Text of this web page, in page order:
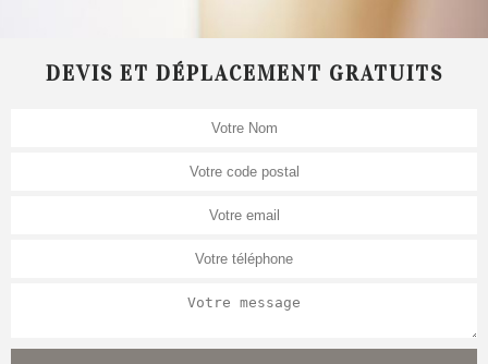
DEVIS ET DÉPLACEMENT GRATUITS